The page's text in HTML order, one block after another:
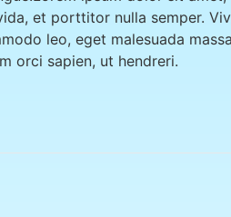
et porttitor nulla semper.
leo, eget malesuada
orci sapien, ut hendreri.